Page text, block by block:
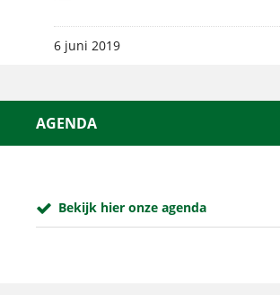
6 juni 2019
AGENDA
Bekijk hier onze agenda